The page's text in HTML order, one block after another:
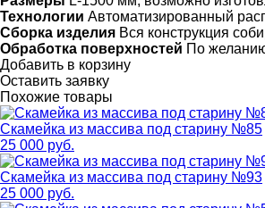
Технологии Автоматизированный
Сборка изделия Вся конструкция
Обработка поверхностей По
Добавить в корзину
Оставить заявку
Похожие товары
Скамейка из массива под старину №85
25 000 руб.
Скамейка из массива под старину №93
25 000 руб.